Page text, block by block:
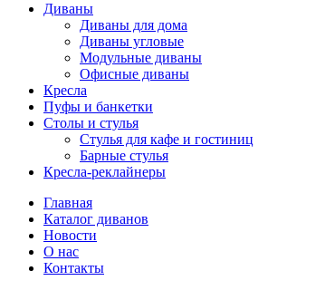
Диваны
Диваны для дома
Диваны угловые
Модульные диваны
Офисные диваны
Кресла
Пуфы и банкетки
Столы и стулья
Стулья для кафе и гостиниц
Барные стулья
Кресла-реклайнеры
Главная
Каталог диванов
Новости
О нас
Контакты